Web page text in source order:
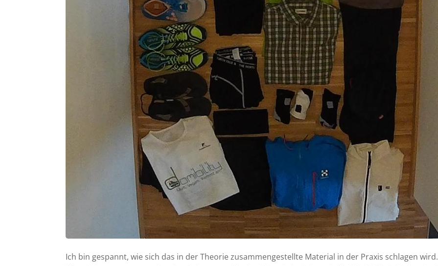
Ich bin gespannt, wie sich das in der Theorie zusammengestellte Material in der Praxis schlagen wird.